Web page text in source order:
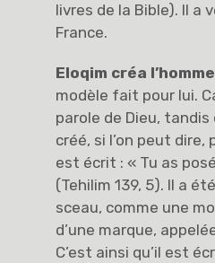
livres de la Bible). Il a
France.
Eloqim créa
modèle fait pour lui.
parole de Dieu, tandis
créé, si l’on peut dire,
est écrit : « Tu as
(Tehilim 139, 5). Il a
sceau, comme une
d’une marque,
C’est ainsi qu’il est